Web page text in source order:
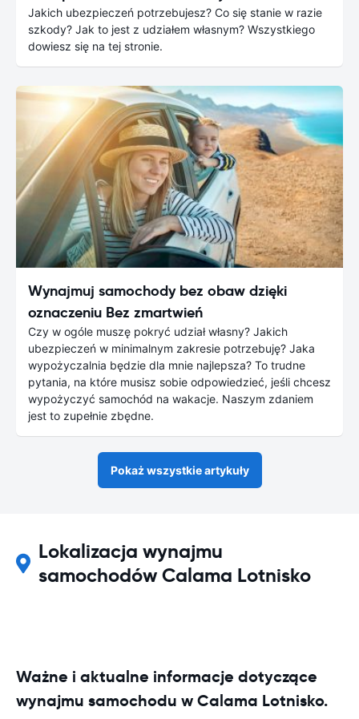
Jakich ubezpieczeń potrzebujesz? Co się stanie w razie
szkody? Jak to jest z udziałem własnym? Wszystkiego
dowiesz się na tej stronie.
Wynajmuj samochody bez obaw dzięki
oznaczeniu Bez zmartwień
Czy w ogóle muszę pokryć udział własny? Jakich
ubezpieczeń w minimalnym zakresie potrzebuję? Jaka
wypożyczalnia będzie dla mnie najlepsza? To trudne
pytania, na które musisz sobie odpowiedzieć, jeśli chcesz
wypożyczyć samochód na wakacje. Naszym zdaniem
jest to zupełnie zbędne.
Pokaż wszystkie artykuły
Lokalizacja wynajmu
samochodów Calama Lotnisko
Ważne i aktualne informacje dotyczące
wynajmu samochodu w Calama Lotnisko.